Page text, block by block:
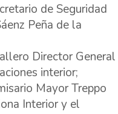
de Seguridad
Peña de la
Director General
interior;
Mayor Treppo
Interior y el